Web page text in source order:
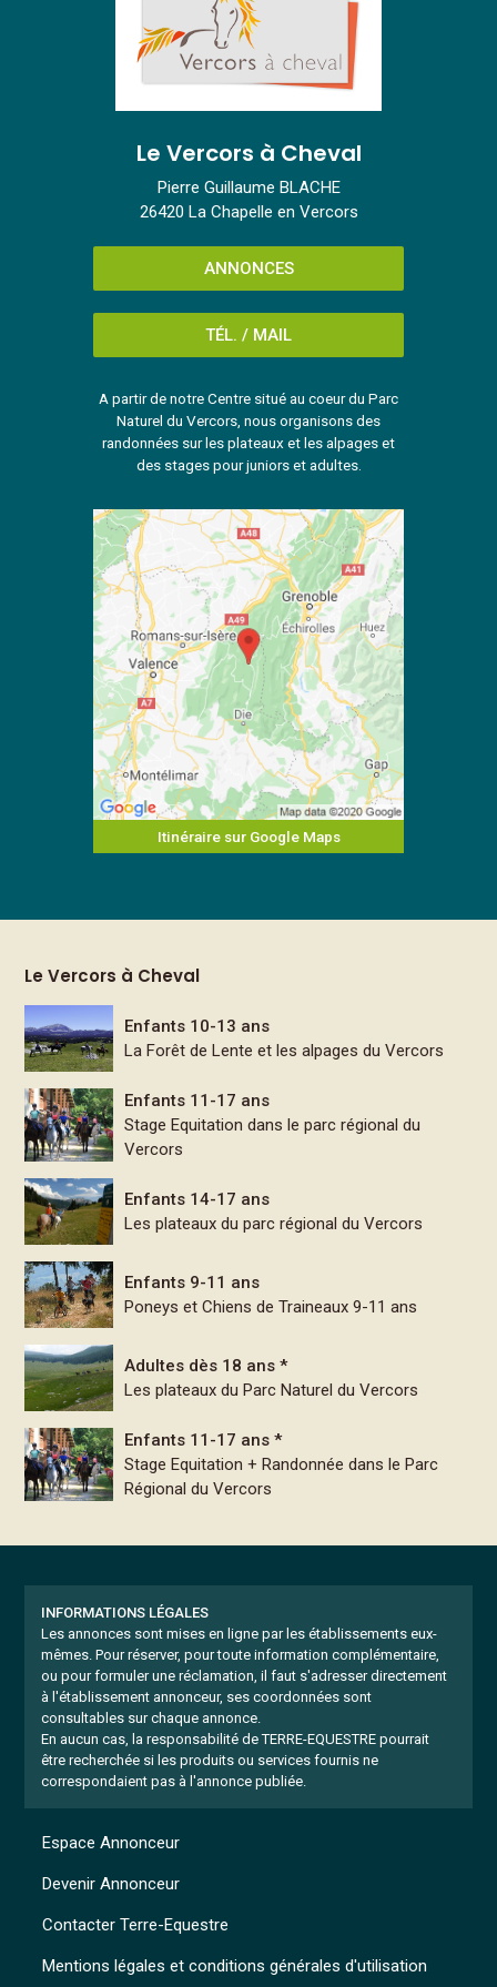
Le Vercors à Cheval
Pierre Guillaume BLACHE
26420 La Chapelle en Vercors
ANNONCES
TÉL. / MAIL
A partir de notre Centre situé au coeur du Parc
Naturel du Vercors, nous organisons des
randonnées sur les plateaux et les alpages et
des stages pour juniors et adultes.
Itinéraire sur Google Maps
Le Vercors à Cheval
Enfants 10-13 ans
La Forêt de Lente et les alpages du Vercors
Enfants 11-17 ans
Stage Equitation dans le parc régional du
Vercors
Enfants 14-17 ans
Les plateaux du parc régional du Vercors
Enfants 9-11 ans
Poneys et Chiens de Traineaux 9-11 ans
Adultes dès 18 ans *
Les plateaux du Parc Naturel du Vercors
Enfants 11-17 ans *
Stage Equitation + Randonnée dans le Parc
Régional du Vercors
INFORMATIONS LÉGALES
Les annonces sont mises en ligne par les établissements eux-
mêmes. Pour réserver, pour toute information complémentaire,
ou pour formuler une réclamation, il faut s'adresser directement
à l'établissement annonceur, ses coordonnées sont
consultables sur chaque annonce.
En aucun cas, la responsabilité de TERRE-EQUESTRE pourrait
être recherchée si les produits ou services fournis ne
correspondaient pas à l'annonce publiée.
Mentions légales et conditions générales d'utilisation
Espace Annonceur
Devenir Annonceur
Contacter Terre-Equestre